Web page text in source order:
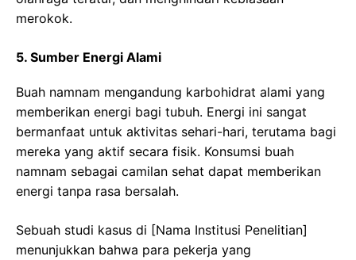
merokok.
5. Sumber Energi Alami
Buah namnam mengandung karbohidrat alami yang
memberikan energi bagi tubuh. Energi ini sangat
bermanfaat untuk aktivitas sehari-hari, terutama bagi
mereka yang aktif secara fisik. Konsumsi buah
namnam sebagai camilan sehat dapat memberikan
energi tanpa rasa bersalah.
Sebuah studi kasus di [Nama Institusi Penelitian]
menunjukkan bahwa para pekerja yang